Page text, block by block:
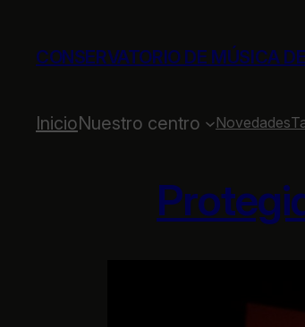
contenido
CONSERVATORIO DE MÚSICA
InicioNuestro centro Novedades